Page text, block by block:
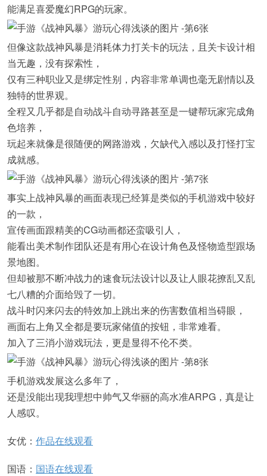
能满足喜爱魔幻RPG的玩家。
但像这款战神风暴是消耗体力打关卡的玩法，且关卡设计相
当无趣，没有探索性，
仅有三种职业又是绑定性别，内容非常单调也毫无剧情以及
独特的世界观。
全程又几乎都是自动战斗自动寻路甚至是一键帮玩家完成角
色培养，
玩起来就像是很随便的网路游戏，欠缺代入感以及打怪打宝
成就感。
事实上战神风暴的画面表现已经算是类似的手机游戏中较好
的一款，
宣传画面跟精美的CG动画都还蛮吸引人，
能看出美术制作团队还是有用心在设计角色及怪物造型跟场
景地图。
但却被那不断冲战力的速食玩法设计以及让人眼花撩乱又乱
七八糟的介面给毁了一切。
战斗时闪来闪去的特效加上跳出来的伤害数值相当碍眼，
画面右上角又全都是要玩家储值的按钮，非常难看。
加入了三消小游戏玩法，更是显得不伦不类。
手机游戏发展这么多年了，
还是没能出现我理想中帅气又华丽的高水准ARPG，真是让
人感叹。
女优： 作品在线观看
国语： 国语在线观看